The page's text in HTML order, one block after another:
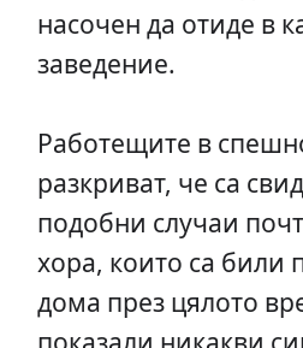
насочен да отиде в
заведение.
Работещите в
разкриват, че са
подобни случаи
хора, които са били
дома през цялото